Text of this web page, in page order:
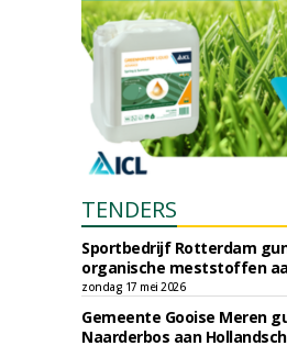
TENDERS
Sportbedrijf Rotterdam
organische meststoffen
zondag 17 mei 2026
Gemeente Gooise Meren
Naarderbos aan